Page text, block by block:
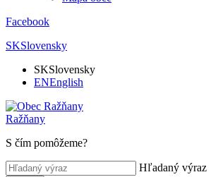
Facebook
SKSlovensky
SKSlovensky
ENEnglish
Ražňany
S čím pomôžeme?
Hľadaný výraz